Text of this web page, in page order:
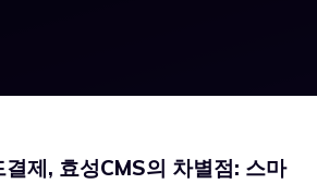
제, 효성CMS의 차별점: 스마